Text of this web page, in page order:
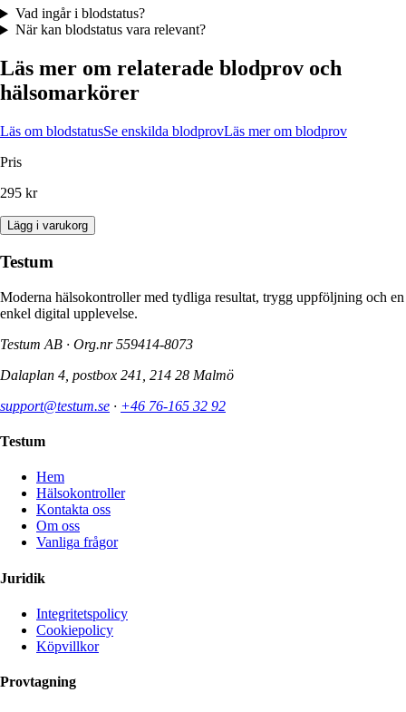
Vad ingår i blodstatus?
När kan blodstatus vara relevant?
Läs mer om relaterade blodprov och
hälsomarkörer
Läs om blodstatusSe enskilda blodprovLäs mer om blodprov
Pris
295 kr
Lägg i varukorg
Testum
Moderna hälsokontroller med tydliga resultat, trygg uppföljning och en
enkel digital upplevelse.
Testum AB · Org.nr559414-8073
Dalaplan 4, postbox 241, 214 28 Malmö
support@testum.se · +46 76-165 32 92
Testum
Hem
Hälsokontroller
Kontakta oss
Om oss
Vanliga frågor
Juridik
Integritetspolicy
Cookiepolicy
Köpvillkor
Provtagning